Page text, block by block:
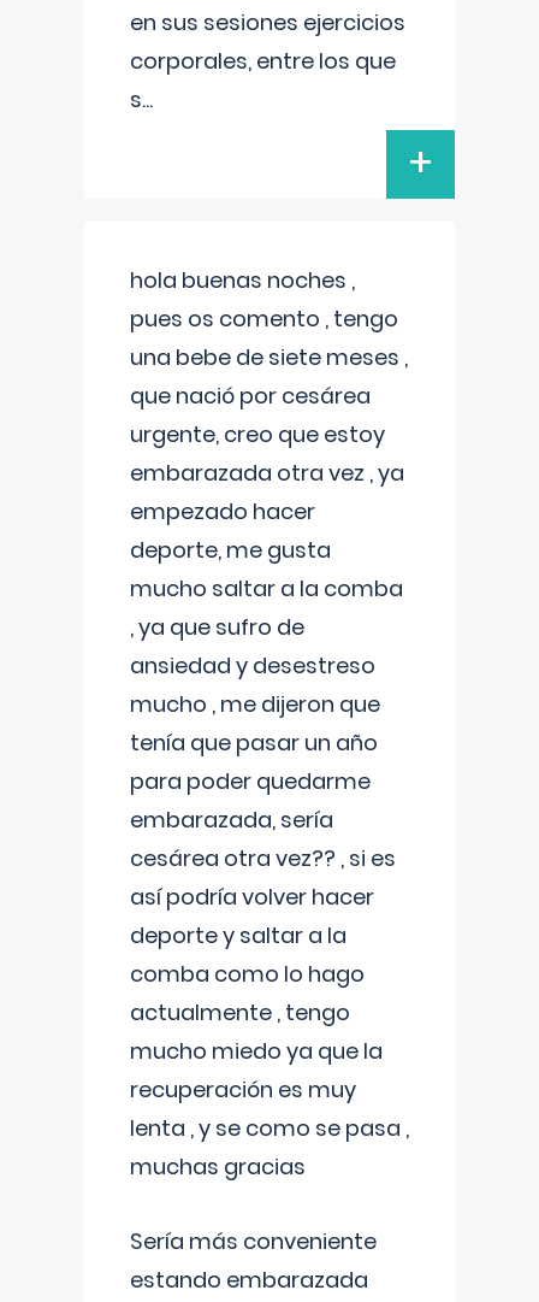
en sus sesiones ejercicios
corporales, entre los que
s...
+
hola buenas noches ,
pues os comento , tengo
una bebe de siete meses ,
que nació por cesárea
urgente, creo que estoy
embarazada otra vez , ya
empezado hacer
deporte, me gusta
mucho saltar a la comba
, ya que sufro de
ansiedad y desestreso
mucho , me dijeron que
tenía que pasar un año
para poder quedarme
embarazada, sería
cesárea otra vez?? , si es
así podría volver hacer
deporte y saltar a la
comba como lo hago
actualmente , tengo
mucho miedo ya que la
recuperación es muy
lenta , y se como se pasa ,
muchas gracias
Sería más conveniente
estando embarazada